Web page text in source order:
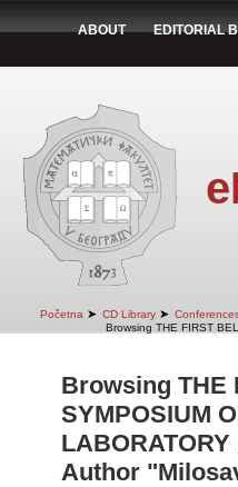
ABOUT EDITORIAL
Početna ➤ CD Library ➤
Browsing THE FIRST
Browsing THE
SYMPOSIUM
Author